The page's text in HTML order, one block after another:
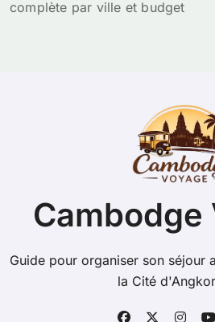
complète par ville et budget
Cambodge
Guide pour organiser son séjour
la Cité